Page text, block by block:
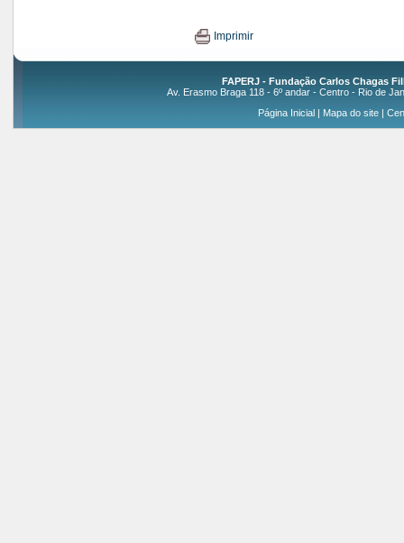
Imprimir
FAPERJ - Fundação Carlos Chagas
Av. Erasmo Braga 118 - 6º andar - Centro - Rio de
Página Inicial| Mapa do site|